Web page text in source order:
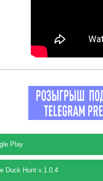
Play
Duck Hunt v.1.0.4